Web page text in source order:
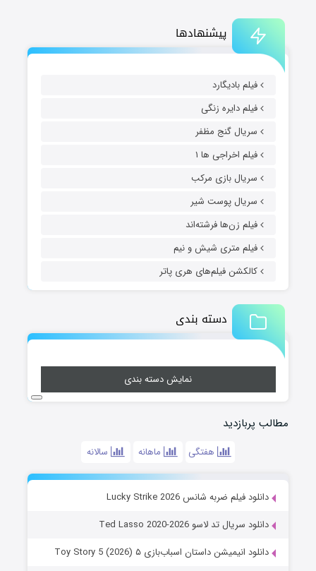
پیشنهادها
فیلم بادیگارد
فیلم دایره زنگی
سریال گنج مظفر
فیلم اخراجی ها ۱
سریال بازی مرکب
سریال پوست شیر
فیلم زن‌ها فرشته‌اند
فیلم متری شیش و نیم
کالکشن فیلم‌های هری پاتر
دسته بندی
نمایش دسته بندی
مطالب پربازدید
هفتگی ماهانه سالانه
دانلود فیلم ضربه شانس Lucky Strike 2026
دانلود سریال تد لاسو Ted Lasso 2020-2026
دانلود انیمیشن داستان اسباب‌بازی ۵ Toy Story 5 (2026)